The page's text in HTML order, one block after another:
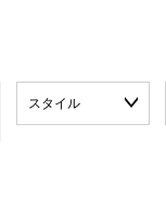
スタイル